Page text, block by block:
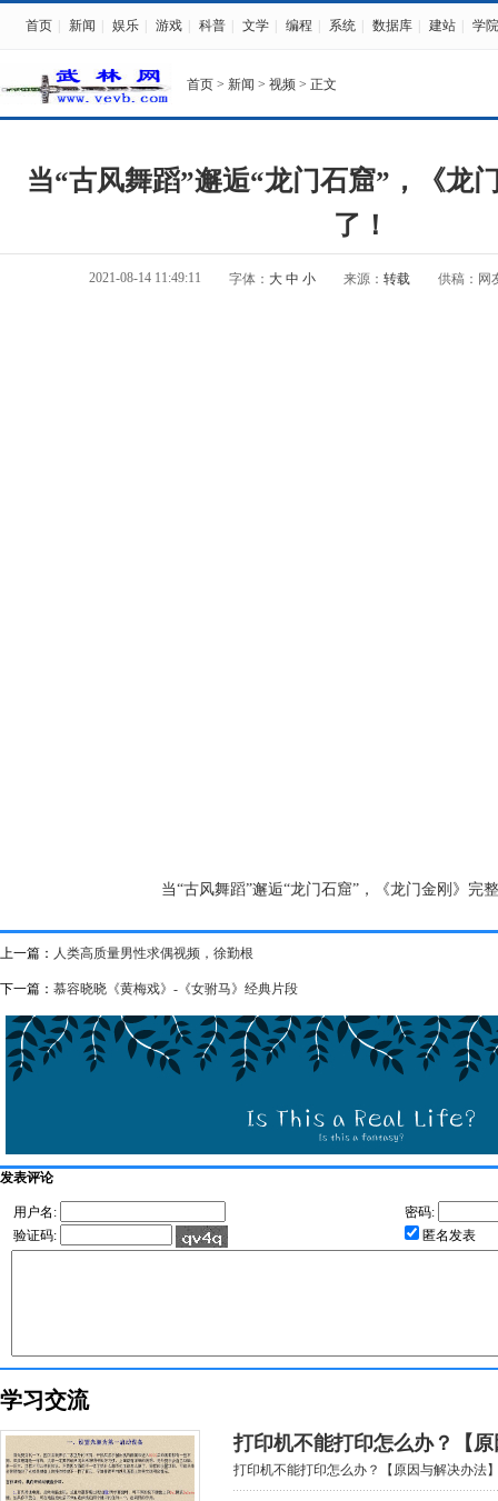
首页 新闻 娱乐 游戏 科普 文学 编程 系统 数据库 建站 学院
首页 > 新闻 > 视频 > 正文
当“古风舞蹈”邂逅“龙门石窟”，《龙
了！
2021-08-14 11:49:11 字体： 大 中 小 来源： 转载 供稿：网
当“古风舞蹈”邂逅“龙门石窟”，《龙门金刚》完
上一篇： 人类高质量男性求偶视频，徐勤根
下一篇： 慕容晓晓《黄梅戏》-《女驸马》经典片段
发表评论
用户名:
密码:
验证码:
匿名发表
学习交流
打印机不能打印怎么办？【
打印机不能打印怎么办？【原因与解决办法